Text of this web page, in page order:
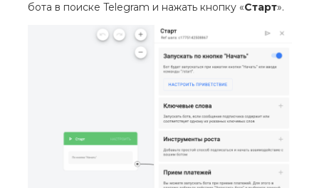
бота в поиске Telegram и нажать кнопку «Старт».